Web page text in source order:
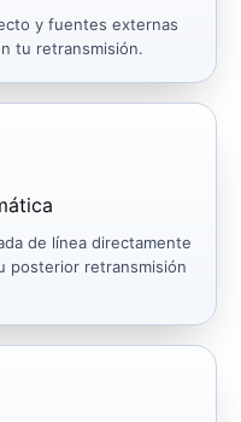
y fuentes externas
tu retransmisión.
de línea directamente
posterior retransmisión